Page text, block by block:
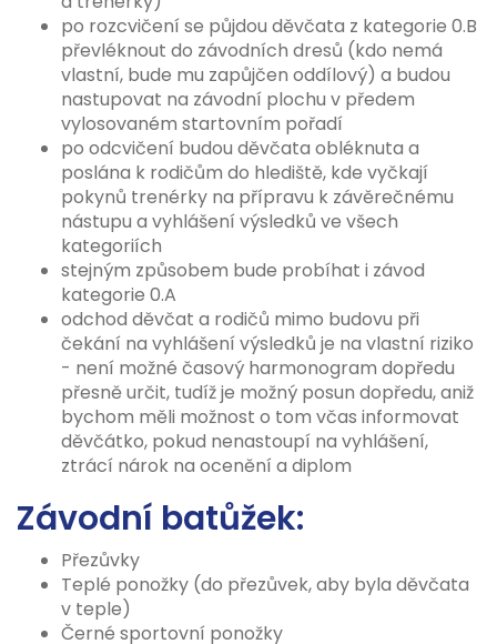
po rozcvičení se půjdou děvčata z kategorie 0.B
převléknout do závodních dresů (kdo nemá
vlastní, bude mu zapůjčen oddílový) a budou
nastupovat na závodní plochu v předem
vylosovaném startovním pořadí
po odcvičení budou děvčata obléknuta a
poslána k rodičům do hlediště, kde vyčkají
pokynů trenérky na přípravu k závěrečnému
nástupu a vyhlášení výsledků ve všech
kategoriích
stejným způsobem bude probíhat i závod
kategorie 0.A
odchod děvčat a rodičů mimo budovu při
čekání na vyhlášení výsledků je na vlastní riziko
- není možné časový harmonogram dopředu
přesně určit, tudíž je možný posun dopředu, aniž
bychom měli možnost o tom včas informovat
děvčátko, pokud nenastoupí na vyhlášení,
ztrácí nárok na ocenění a diplom
Závodní batůžek:
Přezůvky
Teplé ponožky (do přezůvek, aby byla děvčata
v teple)
Černé sportovní ponožky